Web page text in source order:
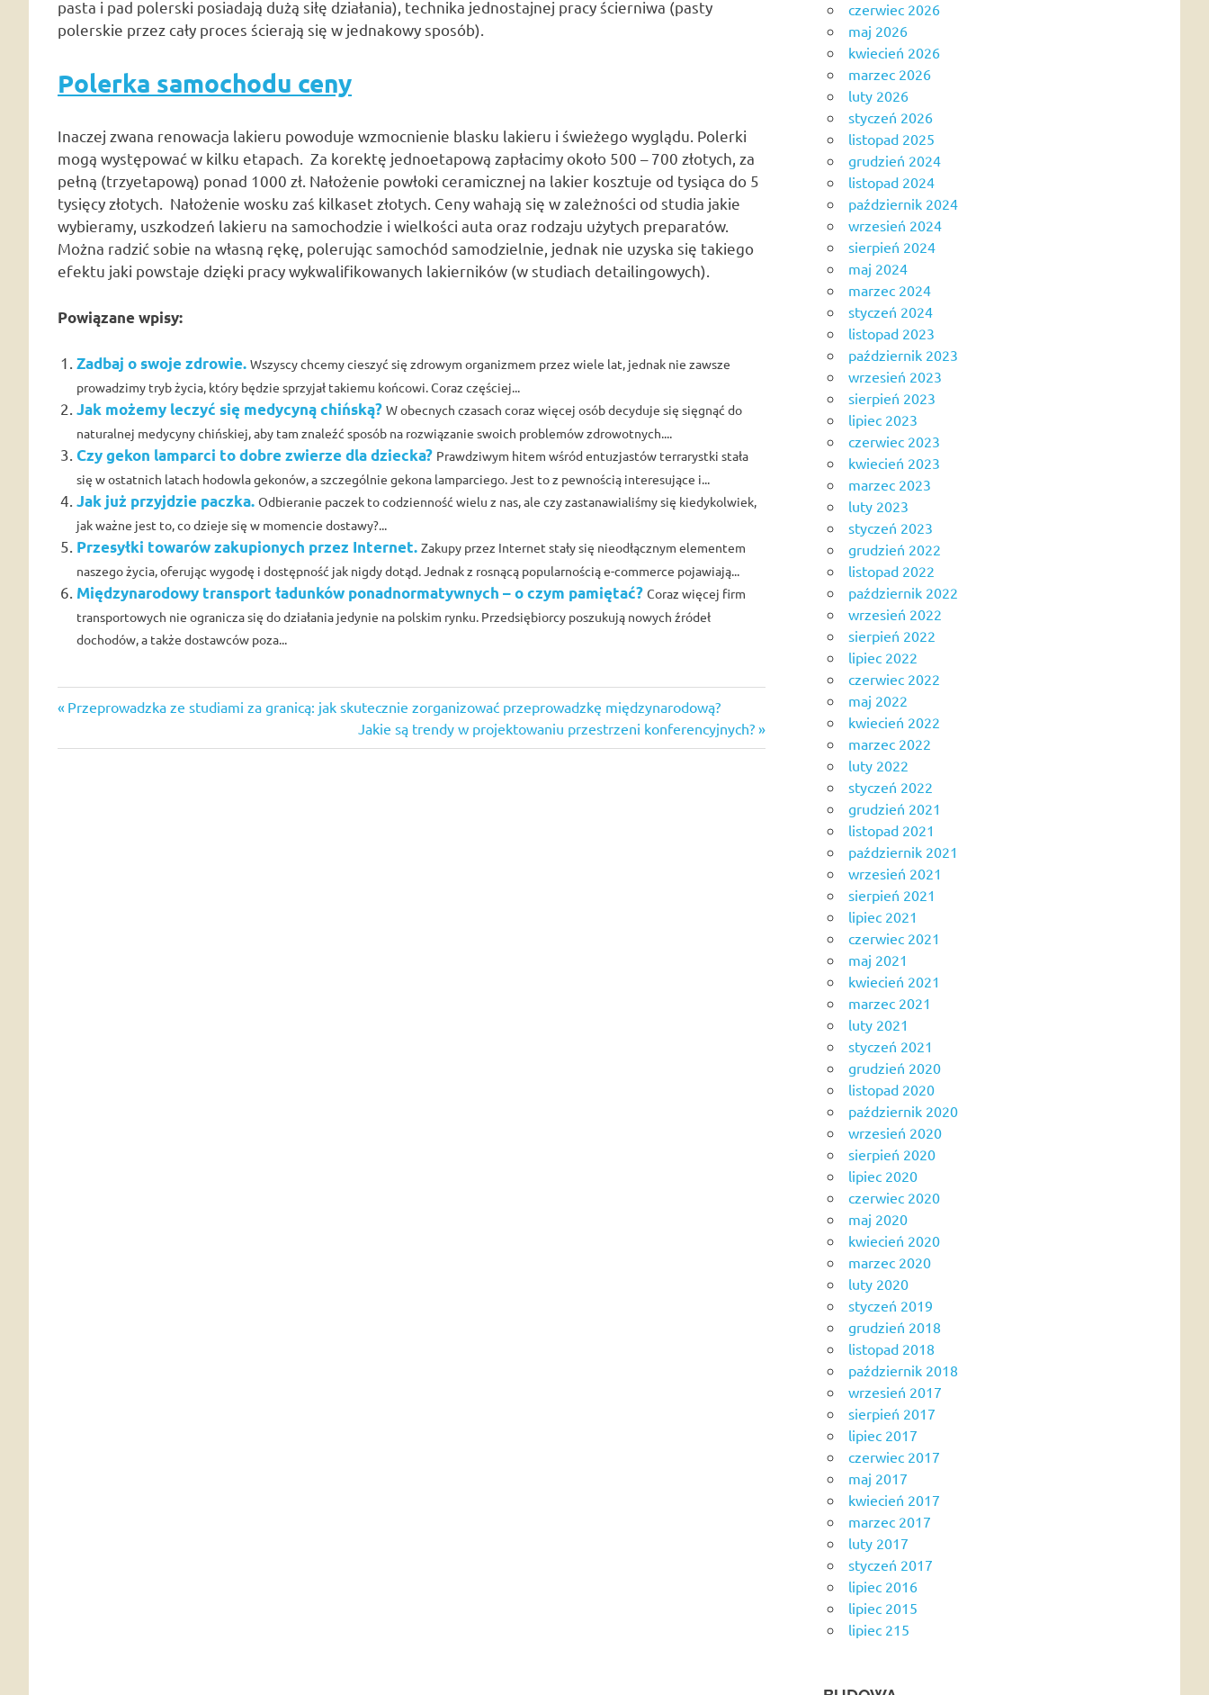
pasta i pad polerski posiadają dużą siłę działania), technika jednostajnej pracy ścierniwa (pasty
polerskie przez cały proces ścierają się w jednakowy sposób).
Polerka samochodu ceny
Inaczej zwana renowacja lakieru powoduje wzmocnienie blasku lakieru i świeżego wyglądu. Polerki
mogą występować w kilku etapach. Za korektę jednoetapową zapłacimy około 500 – 700 złotych, za
pełną (trzyetapową) ponad 1000 zł. Nałożenie powłoki ceramicznej na lakier kosztuje od tysiąca do 5
tysięcy złotych. Nałożenie wosku zaś kilkaset złotych. Ceny wahają się w zależności od studia jakie
wybieramy, uszkodzeń lakieru na samochodzie i wielkości auta oraz rodzaju użytych preparatów.
Można radzić sobie na własną rękę, polerując samochód samodzielnie, jednak nie uzyska się takiego
efektu jaki powstaje dzięki pracy wykwalifikowanych lakierników (w studiach detailingowych).
Powiązane wpisy:
Zadbaj o swoje zdrowie. Wszyscy chcemy cieszyć się zdrowym organizmem przez wiele lat, jednak nie zawsze
prowadzimy tryb życia, który będzie sprzyjał takiemu końcowi. Coraz częściej...
Jak możemy leczyć się medycyną chińską? W obecnych czasach coraz więcej osób decyduje się sięgnąć do
naturalnej medycyny chińskiej, aby tam znaleźć sposób na rozwiązanie swoich problemów zdrowotnych....
Czy gekon lamparci to dobre zwierze dla dziecka? Prawdziwym hitem wśród entuzjastów terrarystki stała
się w ostatnich latach hodowla gekonów, a szczególnie gekona lamparciego. Jest to z pewnością interesujące i...
Jak już przyjdzie paczka. Odbieranie paczek to codzienność wielu z nas, ale czy zastanawialiśmy się kiedykolwiek,
jak ważne jest to, co dzieje się w momencie dostawy?...
Przesyłki towarów zakupionych przez Internet. Zakupy przez Internet stały się nieodłącznym elementem
naszego życia, oferując wygodę i dostępność jak nigdy dotąd. Jednak z rosnącą popularnością e-commerce pojawiają...
Międzynarodowy transport ładunków ponadnormatywnych – o czym pamiętać? Coraz więcej firm
transportowych nie ogranicza się do działania jedynie na polskim rynku. Przedsiębiorcy poszukują nowych źródeł
dochodów, a także dostawców poza...
Nawigacja
wpisu
Previous
Przeprowadzka ze studiami za granicą: jak skutecznie zorganizować przeprowadzkę międzynarodową?
Next
Post:
Jakie są trendy w projektowaniu przestrzeni konferencyjnych?
czerwiec 2026
maj 2026
kwiecień 2026
marzec 2026
luty 2026
styczeń 2026
listopad 2025
grudzień 2024
listopad 2024
październik 2024
wrzesień 2024
sierpień 2024
maj 2024
marzec 2024
styczeń 2024
listopad 2023
październik 2023
wrzesień 2023
sierpień 2023
lipiec 2023
czerwiec 2023
kwiecień 2023
marzec 2023
luty 2023
styczeń 2023
grudzień 2022
listopad 2022
październik 2022
wrzesień 2022
sierpień 2022
lipiec 2022
czerwiec 2022
maj 2022
kwiecień 2022
marzec 2022
luty 2022
styczeń 2022
grudzień 2021
listopad 2021
październik 2021
wrzesień 2021
sierpień 2021
lipiec 2021
czerwiec 2021
maj 2021
kwiecień 2021
marzec 2021
luty 2021
styczeń 2021
grudzień 2020
listopad 2020
październik 2020
wrzesień 2020
sierpień 2020
lipiec 2020
czerwiec 2020
maj 2020
kwiecień 2020
marzec 2020
luty 2020
styczeń 2019
grudzień 2018
listopad 2018
październik 2018
wrzesień 2017
sierpień 2017
lipiec 2017
czerwiec 2017
maj 2017
kwiecień 2017
marzec 2017
luty 2017
styczeń 2017
lipiec 2016
lipiec 2015
lipiec 215